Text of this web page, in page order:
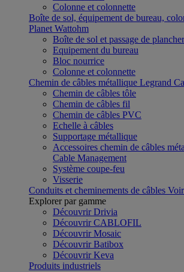
Colonne et colonnette
Boîte de sol, équipement de bureau,
Planet Wattohm
Boîte de sol et passage de plancher
Equipement du bureau
Bloc nourrice
Colonne et colonnette
Chemin de câbles métallique Legrand
Chemin de câbles tôle
Chemin de câbles fil
Chemin de câbles PVC
Echelle à câbles
Supportage métallique
Accessoires chemin de câbles
Cable Management
Système coupe-feu
Visserie
Conduits et cheminements de câbles
Explorer par gamme
Découvrir Drivia
Découvrir CABLOFIL
Découvrir Mosaic
Découvrir Batibox
Découvrir Keva
Produits industriels